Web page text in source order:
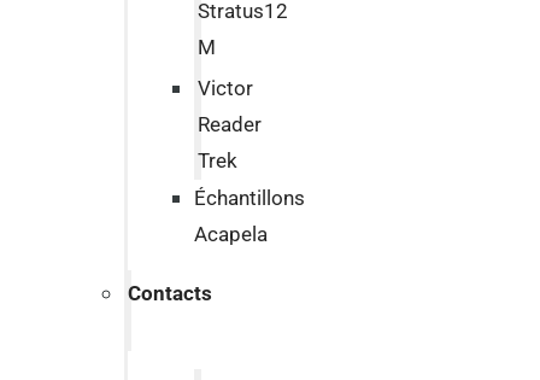
Stratus12
M
Victor
Reader
Trek
Échantillons
Acapela
Contacts